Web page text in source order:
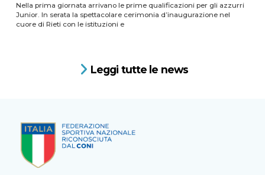
Nella prima giornata arrivano le prime qualificazioni per gli azzurri
Junior. In serata la spettacolare cerimonia d’inaugurazione nel
cuore di Rieti con le istituzioni e
Leggi tutte le news